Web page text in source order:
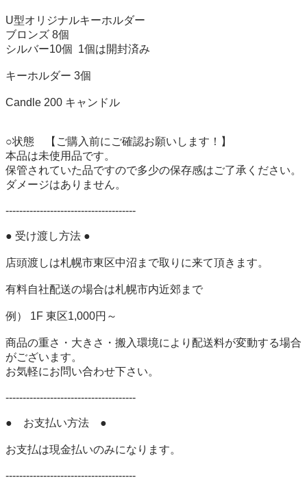
U型オリジナルキーホルダー
ブロンズ 8個
シルバー10個  1個は開封済み
キーホルダー 3個
Candle 200 キャンドル
○状態　【ご購入前にご確認お願いします！】
本品は未使用品です。
保管されていた品ですので多少の保存感はご了承ください。
ダメージはありません。
--------------------------------------
● 受け渡し方法 ●
店頭渡しは札幌市東区中沼まで取りに来て頂きます。
有料自社配送の場合は札幌市内近郊まで
例） 1F 東区1,000円～
商品の重さ・大きさ・搬入環境により配送料が変動する場合
がございます。
お気軽にお問い合わせ下さい。
--------------------------------------
●　お支払い方法　●
お支払は現金払いのみになります。
--------------------------------------